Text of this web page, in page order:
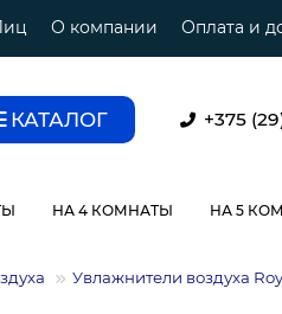
О компании Оплата и
КАТАЛОГ +375
НА 4 КОМНАТЫ НА 5
Увлажнители воздуха